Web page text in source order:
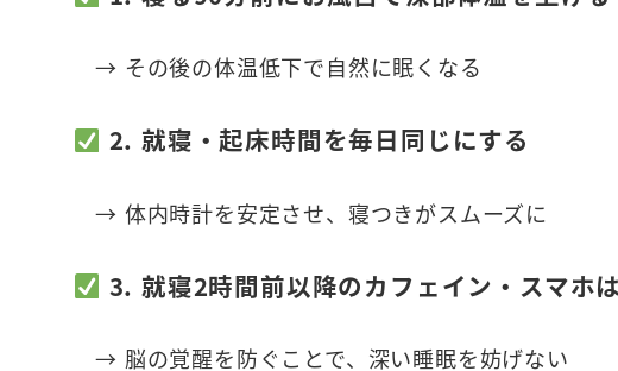
→ その後の体温低下で自然に眠くなる
2. 就寝・起床時間を毎日同じにする
→ 体内時計を安定させ、寝つきがスムーズに
3. 就寝2時間前以降のカフェイン・スマホ
→ 脳の覚醒を防ぐことで、深い睡眠を妨げない